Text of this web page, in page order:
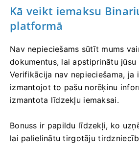
Kā veikt iemaksu
platformā
Nav nepieciešams sūtīt mums
dokumentus, lai apstiprinātu
Verifikācija nav nepieciešama, ja
izmantojot to pašu norēķinu
izmantota līdzekļu iemaksai.
Bonuss ir papildu līdzekļi, ko
lai palielinātu tirgotāju